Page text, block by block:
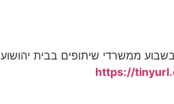
בשבוע ממשרדי שיתופים בבית יהושוע
https://